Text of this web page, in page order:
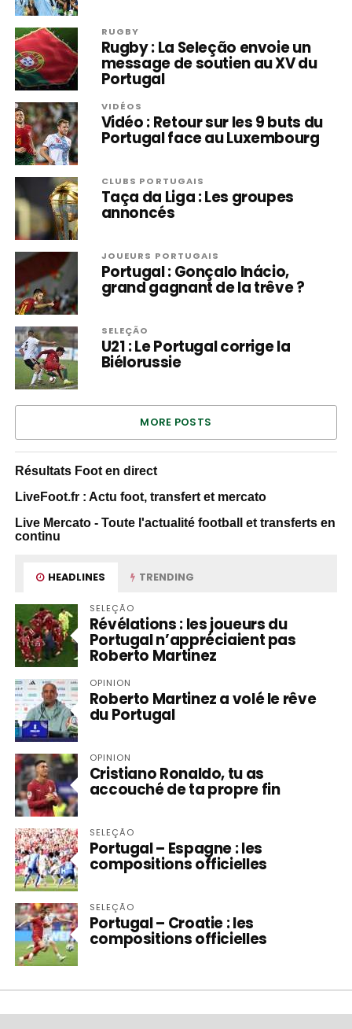
RUGBY
Rugby : La Seleção envoie un
message de soutien au XV du
Portugal
VIDÉOS
Vidéo : Retour sur les 9 buts du
Portugal face au Luxembourg
CLUBS PORTUGAIS
Taça da Liga : Les groupes
annoncés
JOUEURS PORTUGAIS
Portugal : Gonçalo Inácio,
grand gagnant de la trêve ?
SELEÇÃO
U21 : Le Portugal corrige la
Biélorussie
MORE POSTS
Résultats Foot en direct
LiveFoot.fr : Actu foot, transfert et mercato
Live Mercato - Toute l'actualité football et transferts en
continu
HEADLINES TRENDING
SELEÇÃO
Révélations : les joueurs du
Portugal n’appréciaient pas
Roberto Martinez
OPINION
Roberto Martinez a volé le rêve
du Portugal
OPINION
Cristiano Ronaldo, tu as
accouché de ta propre fin
SELEÇÃO
Portugal – Espagne : les
compositions officielles
SELEÇÃO
Portugal – Croatie : les
compositions officielles